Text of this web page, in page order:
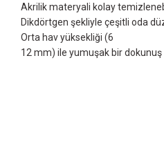
Akrilik materyali kolay
Dikdörtgen şekliyle çeşitli oda
Orta hav yüksekliği (6
12 mm) ile yumuşak bir